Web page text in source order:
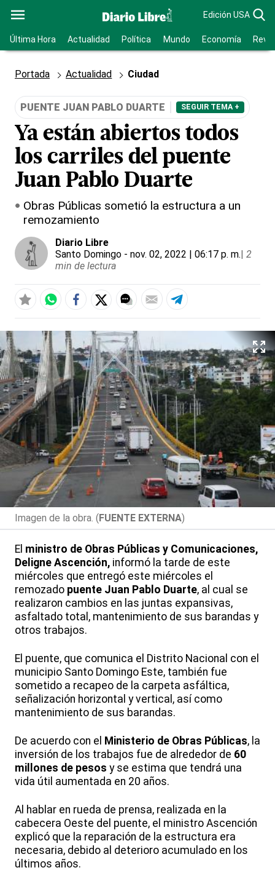
Edición USA
Última Hora Actualidad Política Mundo Economía
Portada Actualidad Ciudad
PUENTE JUAN PABLO DUARTE SEGUIR TEMA +
Ya están abiertos todos
los carriles del puente
Juan Pablo Duarte
Obras Públicas sometió la estructura a un
remozamiento
Diario Libre
Santo Domingo - nov. 02, 2022 | 06:17 p. m.| 2
min de lectura
Imagen de la obra. (FUENTE EXTERNA)
El ministro de Obras Públicas y Comunicaciones,
Deligne Ascención, informó la tarde de este
miércoles que entregó este miércoles el
remozado puente Juan Pablo Duarte, al cual se
realizaron cambios en las juntas expansivas,
asfaltado total, mantenimiento de sus barandas y
otros trabajos.
El puente, que comunica el Distrito Nacional con el
municipio Santo Domingo Este, también fue
sometido a recapeo de la carpeta asfáltica,
señalización horizontal y vertical, así como
mantenimiento de sus barandas.
De acuerdo con el Ministerio de Obras Públicas, la
inversión de los trabajos fue de alrededor de 60
millones de pesos y se estima que tendrá una
vida útil aumentada en 20 años.
Al hablar en rueda de prensa, realizada en la
cabecera Oeste del puente, el ministro Ascención
explicó que la reparación de la estructura era
necesaria, debido al deterioro acumulado en los
últimos años.